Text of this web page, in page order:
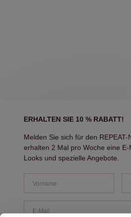
ERHALTEN SIE 10 % RABATT!
Melden Sie sich für den
erhalten 2 Mal pro Woche eine
Looks und spezielle Angebote.